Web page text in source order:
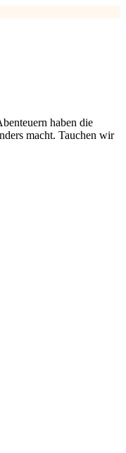
haben die
macht. Tauchen wir